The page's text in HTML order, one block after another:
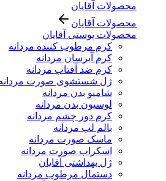
محصولات آقایان
محصولات آقایان
محصولات پوستی آقایان
کرم مرطوب کننده مردانه
کرم آبرسان مردانه
کرم ضد آفتاب مردانه
ژل شستشوی صورت
شامپو بدن مردانه
لوسیون بدن مردانه
کرم دور چشم مردانه
بالم لب مردانه
ماسک صورت مردانه
اسکراب صورت مردانه
ژل بهداشتی آقایان
دستمال مرطوب مردانه